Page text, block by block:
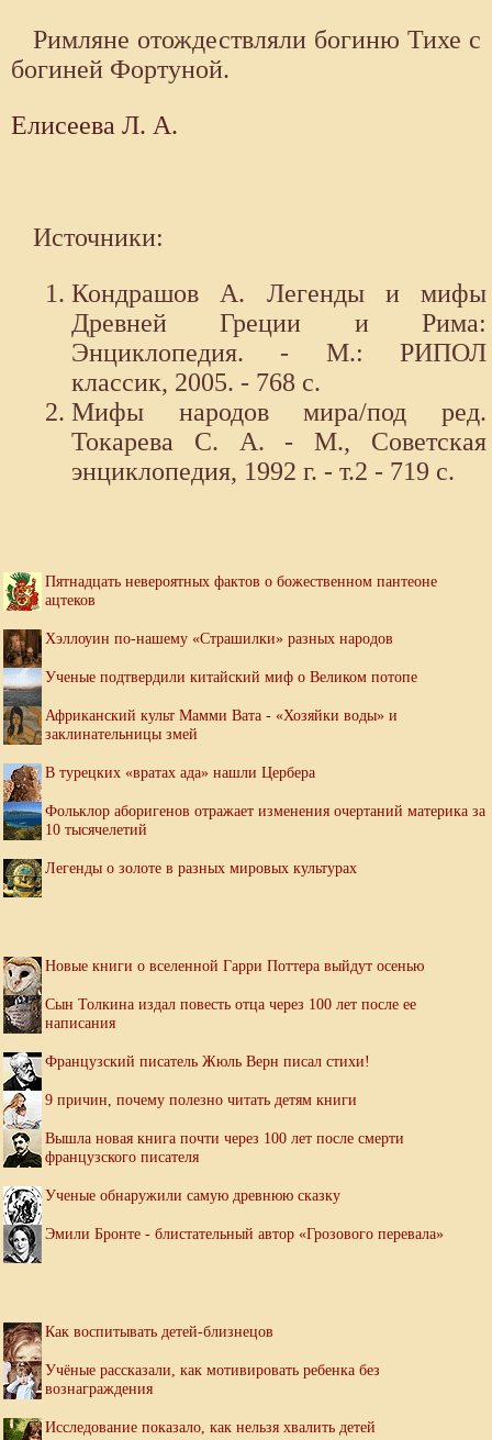
Римляне отождествляли богиню Тихе с
богиней Фортуной.
Елисеева Л. А.
Источники:
Кондрашов А. Легенды и мифы
Древней Греции и Рима:
Энциклопедия. - М.: РИПОЛ
классик, 2005. - 768 с.
Мифы народов мира/под ред.
Токарева С. А. - М., Советская
энциклопедия, 1992 г. - т.2 - 719 с.
Пятнадцать невероятных фактов о божественном пантеоне
ацтеков
Хэллоуин по-нашему «Страшилки» разных народов
Ученые подтвердили китайский миф о Великом потопе
Африканский культ Мамми Вата - «Хозяйки воды» и
заклинательницы змей
В турецких «вратах ада» нашли Цербера
Фольклор аборигенов отражает изменения очертаний материка за
10 тысячелетий
Легенды о золоте в разных мировых культурах
Новые книги о вселенной Гарри Поттера выйдут осенью
Сын Толкина издал повесть отца через 100 лет после ее
написания
Французский писатель Жюль Верн писал стихи!
9 причин, почему полезно читать детям книги
Вышла новая книга почти через 100 лет после смерти
французского писателя
Ученые обнаружили самую древнюю сказку
Эмили Бронте - блистательный автор «Грозового перевала»
Как воспитывать детей-близнецов
Учёные рассказали, как мотивировать ребенка без
вознаграждения
Исследование показало, как нельзя хвалить детей